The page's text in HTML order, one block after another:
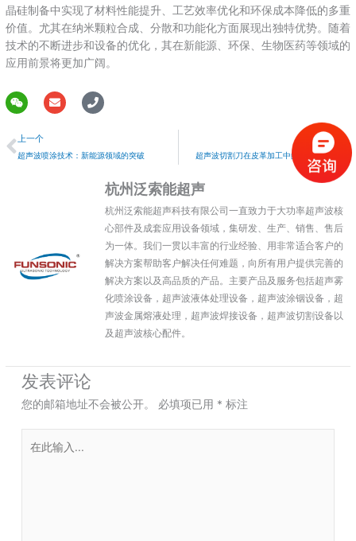
晶硅制备中实现了材料性能提升、工艺效率优化和环保成本降低的多重
价值。尤其在纳米颗粒合成、分散和功能化方面展现出独特优势。随着
技术的不断进步和设备的优化，其在新能源、环保、生物医药等领域的
应用前景将更加广阔。
W
x
i
E
l
P
e
上一个
上一个
超声波喷涂技术：新能源领域的突破
下一个
超声波切割刀在皮革加工中的技术与革新
杭州泛索能超声
杭州泛索能超声科技有限公司一直致力于大功率超声波核
心部件及成套应用设备领域，集研发、生产、销售、售后
为一体。我们一贯以丰富的行业经验、用非常适合客户的
解决方案帮助客户解决任何难题，向所有用户提供完善的
解决方案以及高品质的产品。主要产品及服务包括超声雾
化喷涂设备，超声波液体处理设备，超声波涂铟设备，超
声波金属熔液处理，超声波焊接设备，超声波切割设备以
及超声波核心配件。
发表评论
您的邮箱地址不会被公开。 必填项已用 * 标注